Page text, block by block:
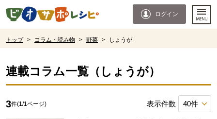
ページの先頭です。
ログイン
トップ > コラム・読み物 > 野菜 > しょうが
連載コラム一覧（ しょうが）
3件(1 /1 ページ) 表示件数